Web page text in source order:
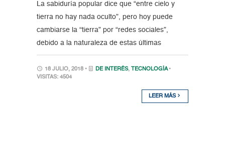
La sabiduría popular dice que “entre cielo y
tierra no hay nada oculto”, pero hoy puede
cambiarse la “tierra” por “redes sociales”,
debido a la naturaleza de estas últimas
18 JULIO, 2018 • DE INTERÉS, TECNOLOGÍA •
VISITAS: 4504
LEER MÁS